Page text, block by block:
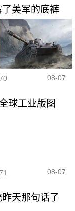
美军的底裤
08-07
球工业版图
08-07
天那句话了